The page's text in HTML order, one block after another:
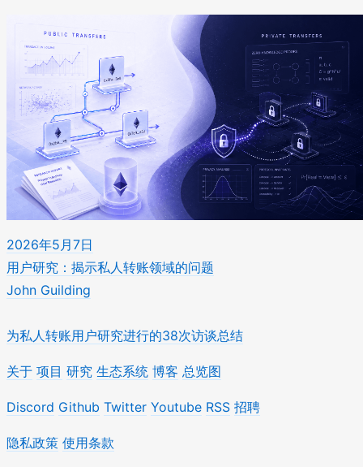
2026年5月7日
用户研究：揭示私人转账领域的问题
John Guilding
为私人转账用户研究进行的38次访谈总结
关于 项目 研究 生态系统 博客 总览图
Discord Github Twitter Youtube RSS 招聘
隐私政策 使用条款